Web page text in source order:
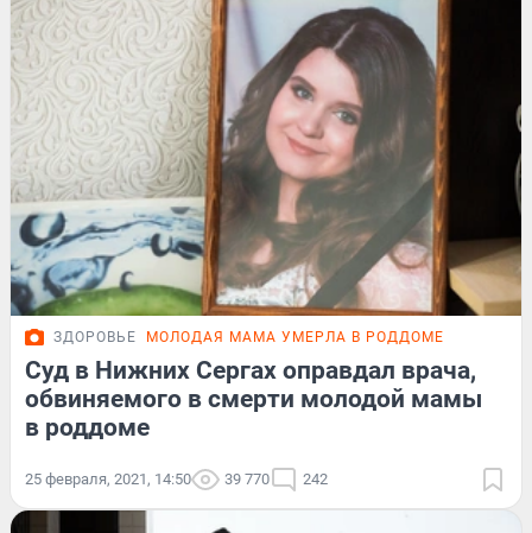
ЗДОРОВЬЕ МОЛОДАЯ МАМА УМЕРЛА В РОДДОМЕ
Суд в Нижних Сергах оправдал врача,
обвиняемого в смерти молодой мамы
в роддоме
25 февраля, 2021, 14:50 39 770 242